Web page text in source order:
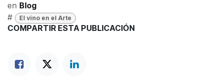
en Blog
#
El vino en el Arte
COMPARTIR ESTA PUBLICACIÓN